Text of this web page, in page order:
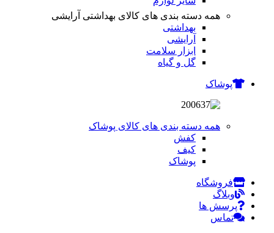
همه دسته بندی های کالای بهداشتی آرایشی
بهداشتی
آرایشی
ابزار سلامت
گل و گیاه
پوشاک
همه دسته بندی های کالای پوشاک
کفش
کیف
پوشاک
فروشگاه
وبلاگ
پرسش ها
تماس